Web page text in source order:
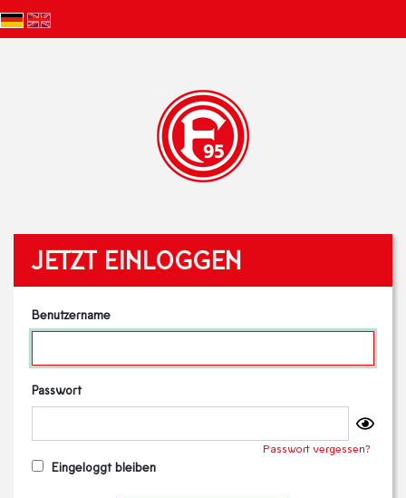
JETZT EINLOGGEN
Benutzername
Passwort
Passwort vergessen?
Eingeloggt bleiben